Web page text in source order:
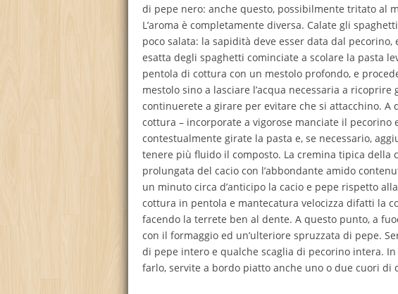
di pepe nero: anche questo, possibilmente tritato al
L’aroma è completamente diversa. Calate gli
poco salata: la sapidità deve esser data dal
esatta degli spaghetti cominciate a scolare la pasta
pentola di cottura con un mestolo profondo, e
mestolo sino a lasciare l’acqua necessaria a
continuerete a girare per evitare che si attacchino. A
cottura – incorporate a vigorose manciate il pecorino
contestualmente girate la pasta e, se necessario,
tenere più fluido il composto. La cremina tipica della
prolungata del cacio con l’abbondante amido
un minuto circa d’anticipo la cacio e pepe rispetto
cottura in pentola e mantecatura velocizza difatti la
facendo la terrete ben al dente. A questo punto, a
con il formaggio ed un’ulteriore spruzzata di pepe.
di pepe intero e qualche scaglia di pecorino intera.
farlo, servite a bordo piatto anche uno o due cuori di